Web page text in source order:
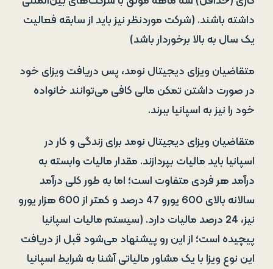
داشته باشند. (شرکت موردنظر نیز باید از سابقه فعالیت
یک سال به بالا برخوردار باشد)
متقاضیان ویزای دیجیتال نومد، پس دریافت ویزای خود
در صورت داشتن تمکن مالی کافی می‌توانند خانواده
خود را نیز به اسپانیا ببرند.
متقاضیان ویزای دیجیتال نومد برای زندگی و کار در
اسپانیا باید مالیات بپردازند. مقدار مالیات وابسته به
درآمد هر فردی متفاوت است؛ اما به طور کلی درآمد
سالانه بالای 600 یورو 47 درصد و کمتر از 600 هزار یورو
نیز، 24 درصد مالیات دارد. (سیستم مالیات اسپانیا
پیچیده است؛ از این رو پیشنهاد می‌شود قبل از دریافت
این نوع ویزا با یک مشاور مالیاتی آشنا به شرایط اسپانیا